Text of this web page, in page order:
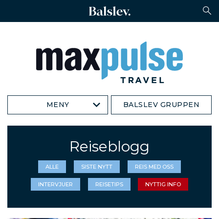
MENY BALSLEV GRUPPEN
Reiseblogg
ALLE SISTE NYTT REIS MED OSS
INTERVJUER REISETIPS NYTTIG INFO